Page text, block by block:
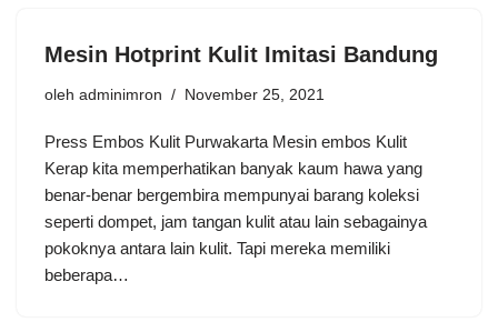
Mesin Hotprint Kulit Imitasi Bandung
oleh adminimron November 25, 2021
Press Embos Kulit Purwakarta Mesin embos Kulit
Kerap kita memperhatikan banyak kaum hawa yang
benar-benar bergembira mempunyai barang koleksi
seperti dompet, jam tangan kulit atau lain sebagainya
pokoknya antara lain kulit. Tapi mereka memiliki
beberapa…